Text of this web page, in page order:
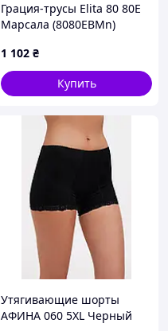
Грация-трусы Elita 80 80E
Марсала (8080EВMn)
1 102 ₴
Купить
Утягивающие шорты
АФИНА 060 5XL Черный